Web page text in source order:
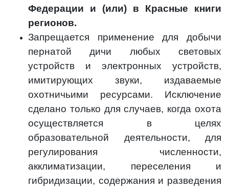
Федерации и (или) в Красные книги
регионов.
Запрещается применение для добычи
пернатой дичи любых световых
устройств и электронных устройств,
имитирующих звуки, издаваемые
охотничьими ресурсами. Исключение
сделано только для случаев, когда охота
осуществляется в целях
образовательной деятельности, для
регулирования численности,
акклиматизации, переселения и
гибридизации, содержания и разведения